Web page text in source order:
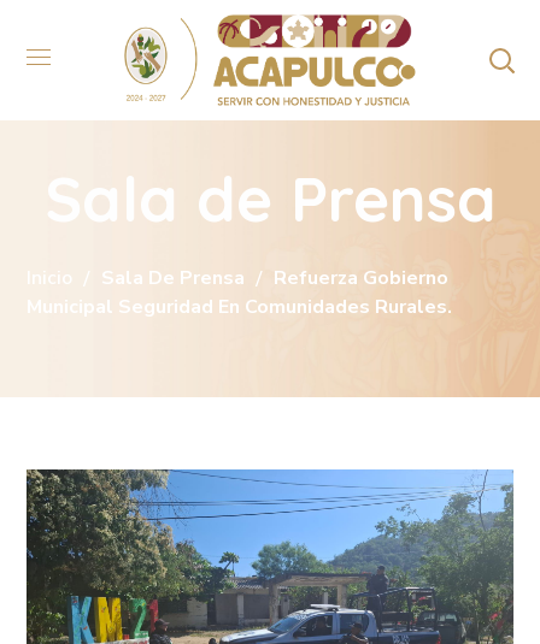
Sala de Prensa
Inicio Sala De Prensa
Refuerza Gobierno
Municipal Seguridad En Comunidades Rurales.